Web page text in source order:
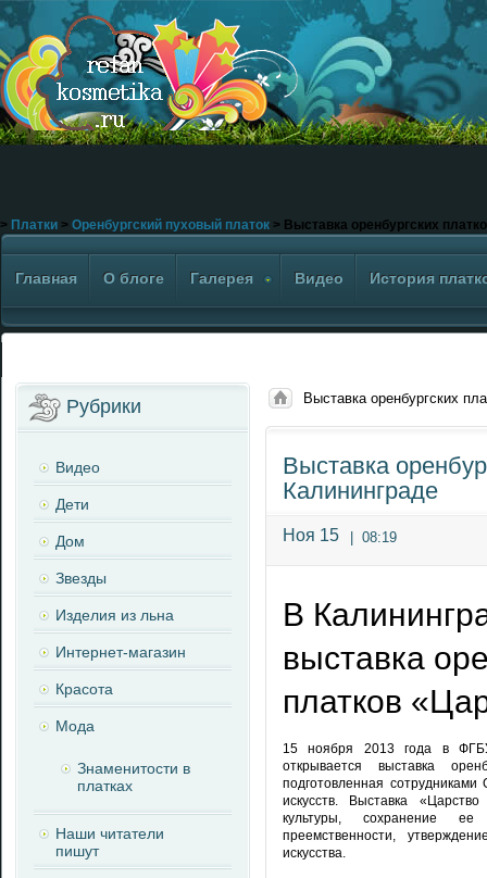
> Платки > Оренбургский пуховый платок > Выставка оренбургских
Главная О блоге Галерея Видео История
Выставка оренбургских
Выставка
Калининграде
Ноя 15 08:19
В
выставка
платков
15 ноября 2013 года в
открывается выставка
подготовленная сотрудниками
искусств. Выставка
культуры, сохранение
преемственности,
искусства.
Рубрики
Видео
Дети
Дом
Звезды
Изделия из льна
Интернет-магазин
Красота
Мода
Знаменитости в
платках
Наши читатели
пишут